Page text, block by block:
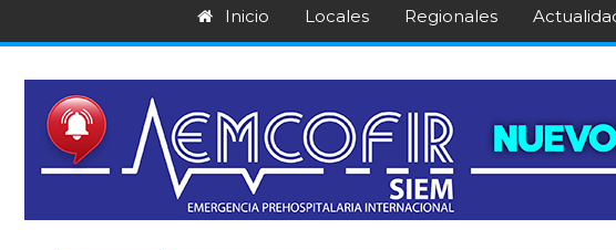
Inicio Locales Regionales